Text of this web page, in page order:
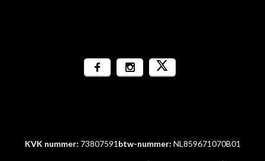
KVK nummer: 73807591 btw-nummer: NL859671070B01